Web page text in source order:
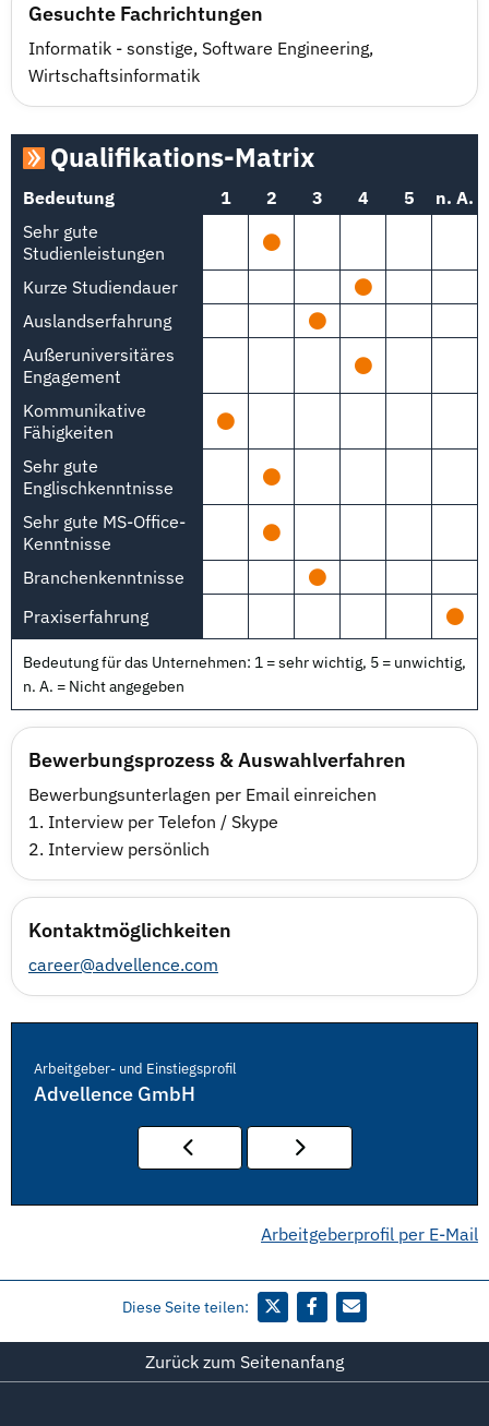
Gesuchte Fachrichtungen
Informatik - sonstige, Software Engineering,
Wirtschaftsinformatik
Qualifikations-Matrix
Bedeutung 1 2 3 4 5
n. A.
Sehr gute
Studienleistungen
Kurze Studiendauer
Auslandserfahrung
Außeruniversitäres
Engagement
Kommunikative
Fähigkeiten
Sehr gute
Englischkenntnisse
Sehr gute MS-Office-
Kenntnisse
Branchenkenntnisse
Praxiserfahrung
Bedeutung für das Unternehmen: 1 = sehr wichtig, 5 = unwichtig,
n. A. = Nicht angegeben
Bewerbungsprozess & Auswahlverfahren
Bewerbungsunterlagen per Email einreichen
1. Interview per Telefon / Skype
2. Interview persönlich
Kontaktmöglichkeiten
career@advellence.com
Arbeitgeber- und Einstiegsprofil
Advellence GmbH
Arbeitgeberprofil per E-Mail
Diese Seite teilen:
Zurück zum Seitenanfang